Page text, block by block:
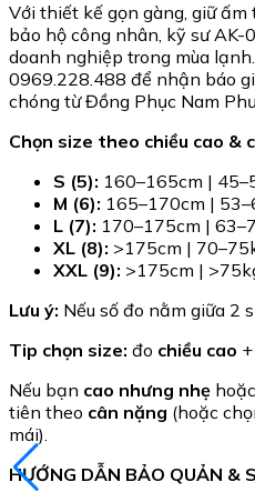
Với thiết kế gọn gàng, giữ ấm
bảo hộ công nhân, kỹ sư AK-
doanh nghiệp trong mùa
0969.228.488 để nhận báo
chóng từ Đồng Phục Nam
Chọn size theo chiều cao &
S (5): 160–165cm |
M (6): 165–170cm |
L (7): 170–175cm |
XL (8): >175cm |
XXL (9): >175cm |
Lưu ý: Nếu số đo nằm giữa 2
Tip chọn size: đo chiều cao +
Nếu bạn cao nhưng nhẹ hoặc
tiên theo cân nặng (hoặc
mái).
HƯỚNG DẪN BẢO QUẢN &